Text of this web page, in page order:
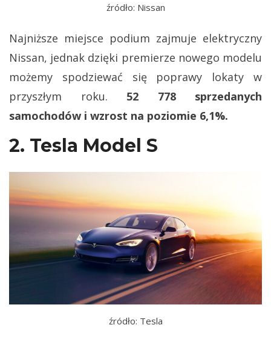
źródło: Nissan
Najniższe miejsce podium zajmuje elektryczny
Nissan, jednak dzięki premierze nowego modelu
możemy spodziewać się poprawy lokaty w
przyszłym roku. 52 778 sprzedanych
samochodów i wzrost na poziomie 6,1%.
2. Tesla Model S
źródło: Tesla